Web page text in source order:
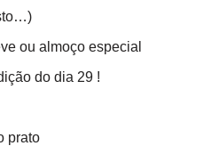
ou almoço especial
do dia 29 !
prato